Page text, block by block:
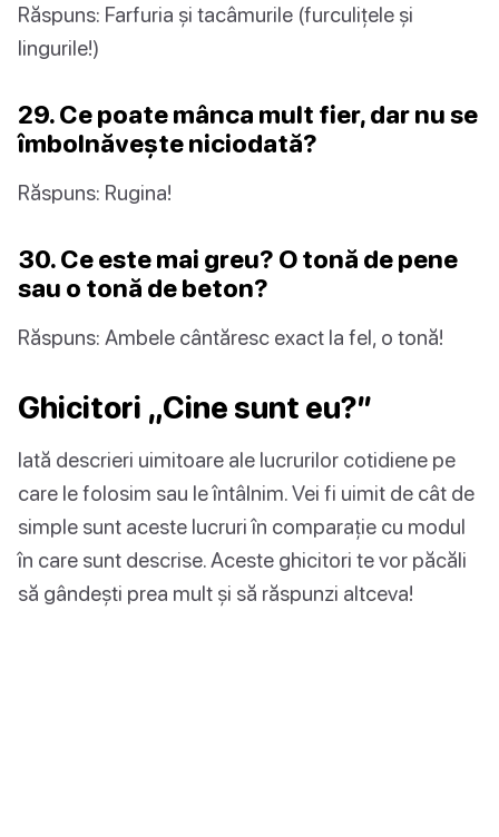
Răspuns: Farfuria și tacâmurile (furculițele și
lingurile!)
29. Ce poate mânca mult fier, dar nu se
îmbolnăvește niciodată?
Răspuns: Rugina!
30. Ce este mai greu? O tonă de pene
sau o tonă de beton?
Răspuns: Ambele cântăresc exact la fel, o tonă!
Ghicitori „Cine sunt eu?”
Iată descrieri uimitoare ale lucrurilor cotidiene pe
care le folosim sau le întâlnim. Vei fi uimit de cât de
simple sunt aceste lucruri în comparație cu modul
în care sunt descrise. Aceste ghicitori te vor păcăli
să gândești prea mult și să răspunzi altceva!